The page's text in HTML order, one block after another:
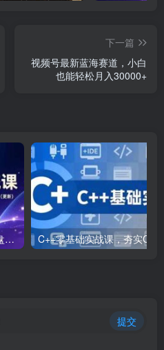
下一篇
视频号最新蓝海赛道，小白
也能轻松月入30000+
TikTok实战系统课，案例复盘、数据解析、运营执行，从0到1构建千万级电商体系（更新）
提交